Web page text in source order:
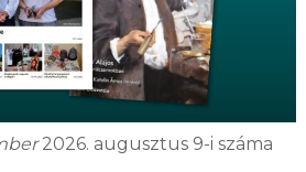
2026. augusztus 9-i száma